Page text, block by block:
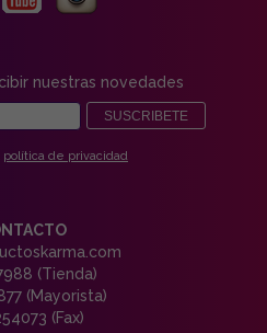
nuestras novedades
SUSCRIBETE
política de privacidad
(Tienda)
(Mayorista)
(Fax)